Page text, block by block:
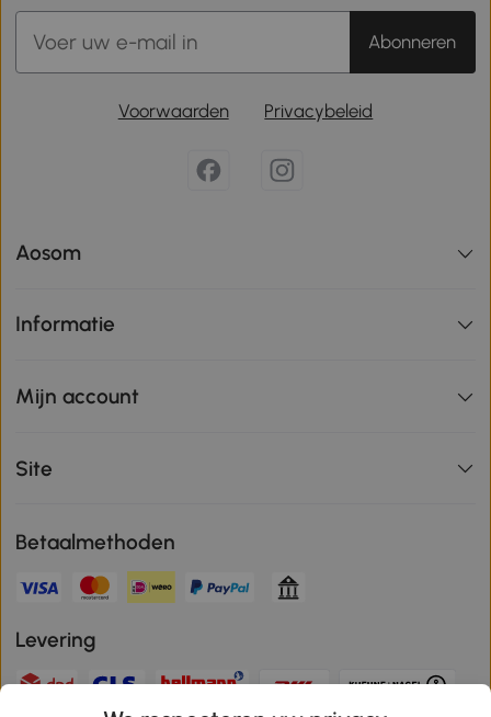
Abonneren
Voorwaarden Privacybeleid
Aosom
Informatie
Mijn account
Site
Betaalmethoden
Levering